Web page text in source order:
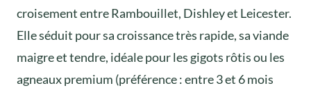
croisement entre Rambouillet, Dishley et Leicester.
Elle séduit pour sa croissance très rapide, sa viande
maigre et tendre, idéale pour les gigots rôtis ou les
agneaux premium (préférence : entre 3 et 6 mois